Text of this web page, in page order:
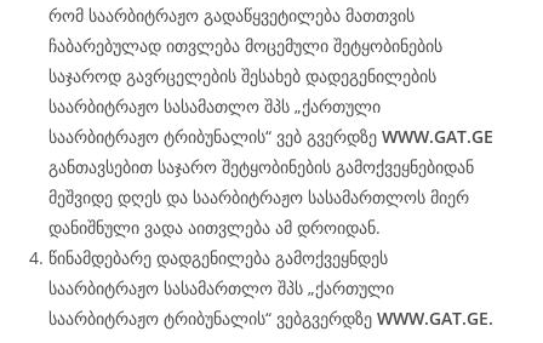
რომ საარბიტრაჟო გადაწყვეტილება მათთვის
ჩაბარებულად ითვლება მოცემული შეტყობინების
საჯაროდ გავრცელების შესახებ დადეგენილების
საარბიტრაჟო სასამათლო შპს „ქართული
საარბიტრაჟო ტრიბუნალის“ ვებ გვერდზე WWW.GAT.GE
განთავსებით საჯარო შეტყობინების გამოქვეყნებიდან
მეშვიდე დღეს და საარბიტრაჟო სასამართლოს მიერ
დანიშნული ვადა აითვლება ამ დროიდან.
წინამდებარე დადგენილება გამოქვეყნდეს
საარბიტრაჟო სასამართლო შპს „ქართული
საარბიტრაჟო ტრიბუნალის“ ვებგვერდზე WWW.GAT.GE.